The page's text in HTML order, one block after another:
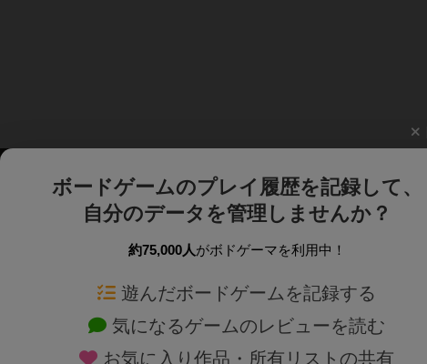
ボードゲームのプレイ履歴を記録して、
自分のデータを管理しませんか？
約75,000人がボドゲーマを利用中！
遊んだボードゲームを記録する
気になるゲームのレビューを読む
お気に入り作品・所有リストの共有
ボードゲームを検索する 新作・再入荷情報